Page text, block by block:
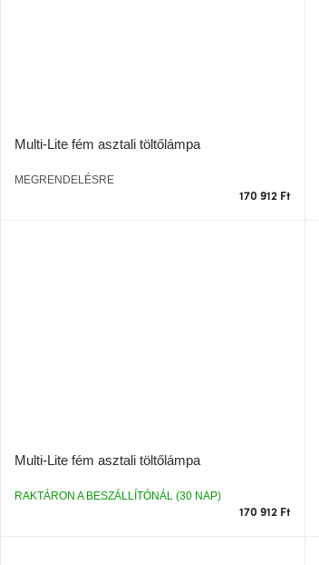
Multi-Lite fém asztali töltőlámpa
MEGRENDELÉSRE
170 912 Ft
Multi-Lite fém asztali töltőlámpa
RAKTÁRON A BESZÁLLÍTÓNÁL (30 NAP)
170 912 Ft